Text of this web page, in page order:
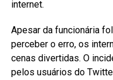
internet.
Apesar da funcionária
perceber o erro, os
cenas divertidas. O
pelos usuários do